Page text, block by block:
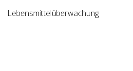
Lebensmittelüberwachung